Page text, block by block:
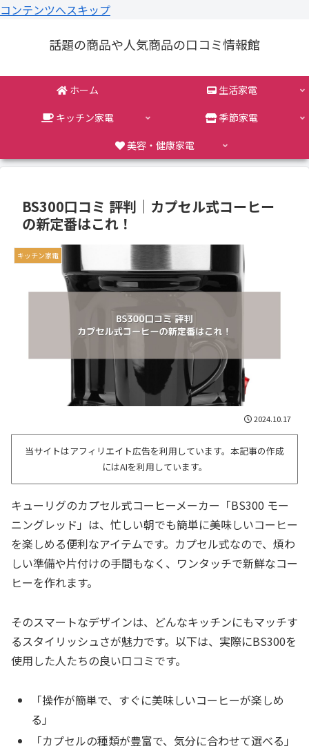
コンテンツへスキップ
話題の商品や人気商品の口コミ情報館
ホーム
生活家電
キッチン家電
季節家電
美容・健康家電
BS300口コミ 評判｜カプセル式コーヒー
の新定番はこれ！
キッチン家電
2024.10.17
当サイトはアフィリエイト広告を利用しています。本記事の作成
にはAIを利用しています。
キューリグのカプセル式コーヒーメーカー「BS300 モー
ニングレッド」は、忙しい朝でも簡単に美味しいコーヒー
を楽しめる便利なアイテムです。カプセル式なので、煩わ
しい準備や片付けの手間もなく、ワンタッチで新鮮なコー
ヒーを作れます。
そのスマートなデザインは、どんなキッチンにもマッチす
るスタイリッシュさが魅力です。以下は、実際にBS300を
使用した人たちの良い口コミです。
「操作が簡単で、すぐに美味しいコーヒーが楽しめ
る」
「カプセルの種類が豊富で、気分に合わせて選べる」